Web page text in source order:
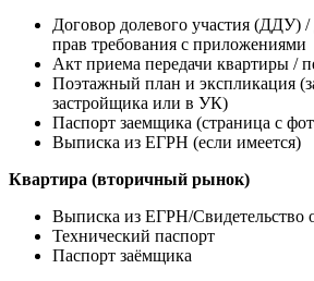
Договор долевого участия (ДДУ) /
прав требования с приложениями
Акт приема передачи квартиры /
Поэтажный план и экспликация
застройщика или в УК)
Паспорт заемщика (страница с
Выписка из ЕГРН (если имеется)
Квартира (вторичный рынок)
Выписка из ЕГРН/Свидетельство
Технический паспорт
Паспорт заёмщика